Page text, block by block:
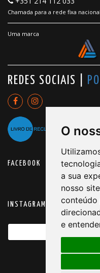
O
a sua
nosso
conteúdo
e
Chamada para a rede fixa nacional
Uma marca
REDES SOCIAIS |
FACEBOOK
INSTAGRAM